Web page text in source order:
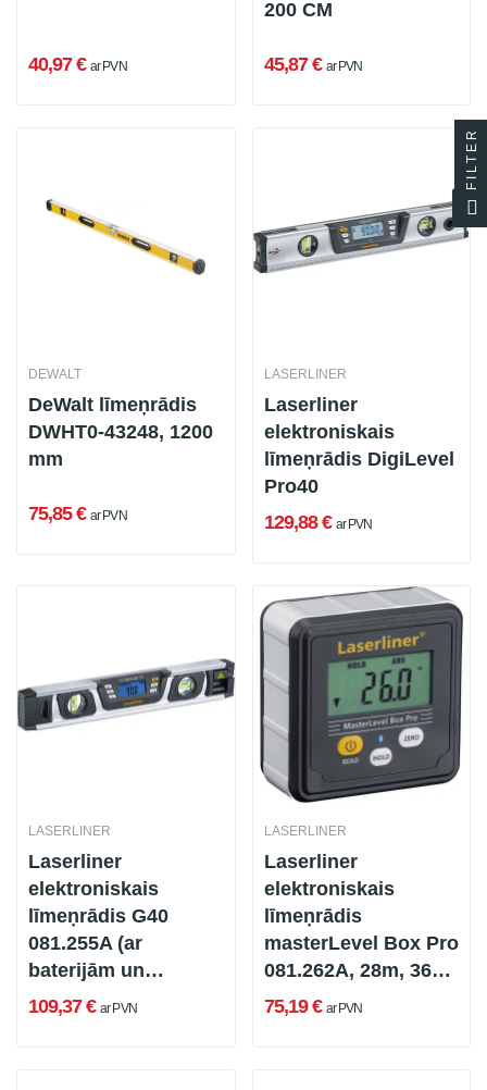
40,97 € ar PVN
200 CM
45,87 € ar PVN
DEWALT
DeWalt līmeņrādis
DWHT0-43248, 1200
mm
75,85 € ar PVN
LASERLINER
Laserliner
elektroniskais
līmeņrādis DigiLevel
Pro40
129,88 € ar PVN
LASERLINER
Laserliner
elektroniskais
līmeņrādis G40
081.255A (ar
baterijām un
korpusu)
109,37 € ar PVN
LASERLINER
Laserliner
elektroniskais
līmeņrādis
masterLevel Box Pro
081.262A, 28m, 360 °
(ar baterijām un
75,19 € ar PVN
FILTER